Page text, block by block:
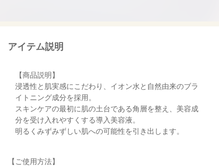
アイテム説明
【商品説明】
浸透性と肌実感にこだわり、イオン水と自然由来のブラ
イトニング成分を採用。
スキンケアの最初に肌の土台である角層を整え、美容成
分を受け入れやすくする導入美容液。
明るくみずみずしい肌への可能性を引き出します。
【ご使用方法】